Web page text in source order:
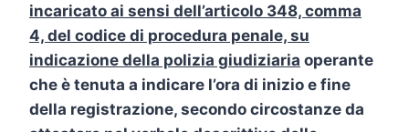
incaricato ai sensi dell’articolo 348, comma
4, del codice di procedura penale, su
indicazione della polizia giudiziaria operante
che è tenuta a indicare l’ora di inizio e fine
della registrazione, secondo circostanze da